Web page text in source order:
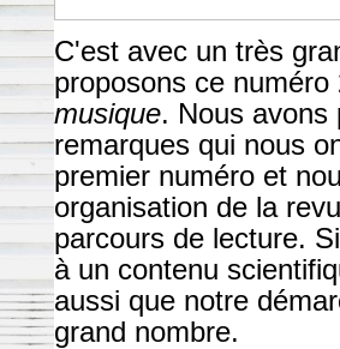
C'est avec un très
proposons ce
musique. Nous avons
remarques qui nous
premier numéro et
organisation de la
parcours de lecture.
à un contenu
aussi que notre
grand nombre.